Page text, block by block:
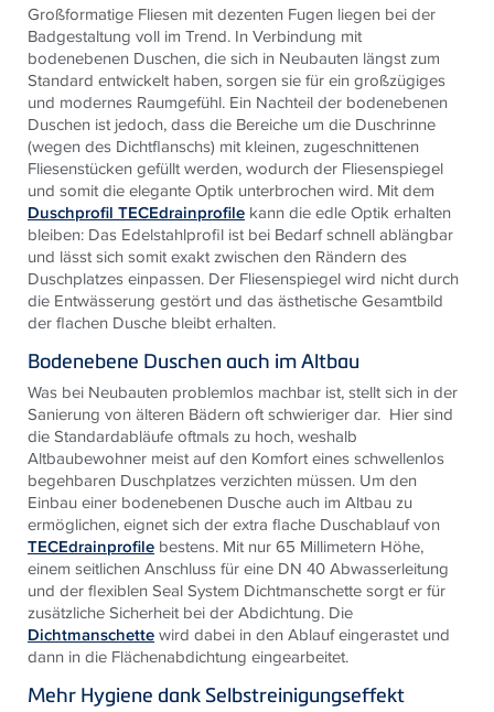
Großformatige Fliesen mit dezenten Fugen liegen bei der
Badgestaltung voll im Trend. In Verbindung mit
bodenebenen Duschen, die sich in Neubauten längst zum
Standard entwickelt haben, sorgen sie für ein großzügiges
und modernes Raumgefühl. Ein Nachteil der bodenebenen
Duschen ist jedoch, dass die Bereiche um die Duschrinne
(wegen des Dichtflanschs) mit kleinen, zugeschnittenen
Fliesenstücken gefüllt werden, wodurch der Fliesenspiegel
und somit die elegante Optik unterbrochen wird. Mit dem
Duschprofil TECEdrainprofile kann die edle Optik erhalten
bleiben: Das Edelstahlprofil ist bei Bedarf schnell ablängbar
und lässt sich somit exakt zwischen den Rändern des
Duschplatzes einpassen. Der Fliesenspiegel wird nicht durch
die Entwässerung gestört und das ästhetische Gesamtbild
der flachen Dusche bleibt erhalten.
Bodenebene Duschen auch im Altbau
Was bei Neubauten problemlos machbar ist, stellt sich in der
Sanierung von älteren Bädern oft schwieriger dar. Hier sind
die Standardabläufe oftmals zu hoch, weshalb
Altbaubewohner meist auf den Komfort eines schwellenlos
begehbaren Duschplatzes verzichten müssen. Um den
Einbau einer bodenebenen Dusche auch im Altbau zu
ermöglichen, eignet sich der extra flache Duschablauf von
TECEdrainprofile bestens. Mit nur 65 Millimetern Höhe,
einem seitlichen Anschluss für eine DN 40 Abwasserleitung
und der flexiblen Seal System Dichtmanschette sorgt er für
zusätzliche Sicherheit bei der Abdichtung. Die
Dichtmanschettewird dabei in den Ablauf eingerastet und
dann in die Flächenabdichtung eingearbeitet.
Mehr Hygiene dank Selbstreinigungseffekt